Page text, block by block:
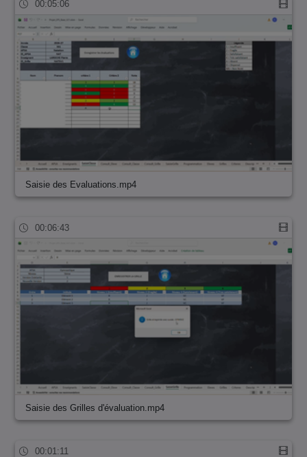
00:05:06
Saisie des Evaluations.mp4
00:06:43
Saisie des Grilles d'évaluation.mp4
00:01:11